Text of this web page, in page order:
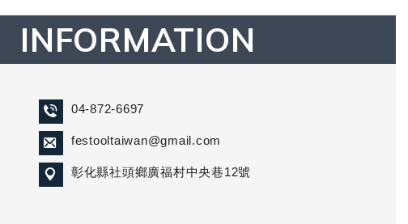
INFORMATION
04-872-6697
festooltaiwan@gmail.com
彰化縣社頭鄉廣福村中央巷12號